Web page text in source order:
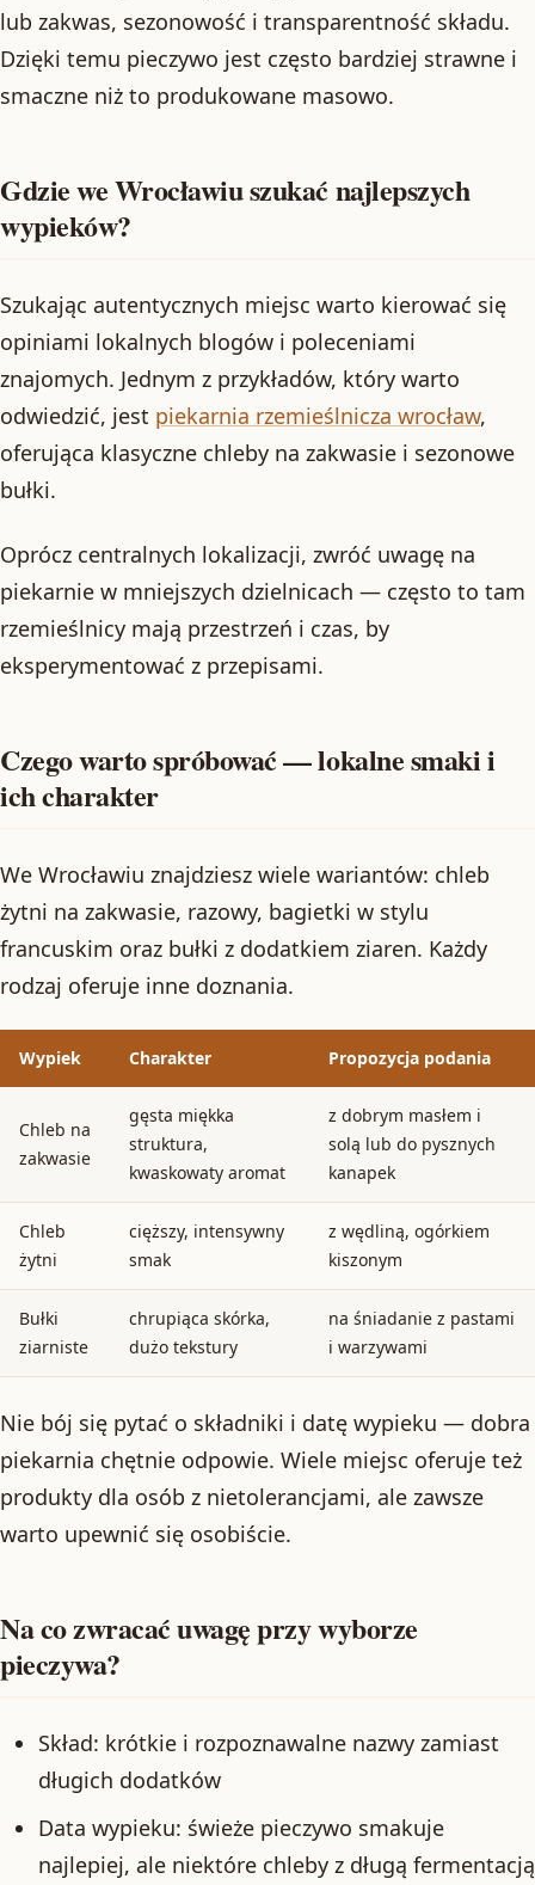
lub zakwas, sezonowość i transparentność składu.
Dzięki temu pieczywo jest często bardziej strawne i
smaczne niż to produkowane masowo.
Gdzie we Wrocławiu szukać najlepszych
wypieków?
Szukając autentycznych miejsc warto kierować się
opiniami lokalnych blogów i poleceniami
znajomych. Jednym z przykładów, który warto
odwiedzić, jest piekarnia rzemieślnicza wrocław,
oferująca klasyczne chleby na zakwasie i sezonowe
bułki.
Oprócz centralnych lokalizacji, zwróć uwagę na
piekarnie w mniejszych dzielnicach — często to tam
rzemieślnicy mają przestrzeń i czas, by
eksperymentować z przepisami.
Czego warto spróbować — lokalne smaki i
ich charakter
We Wrocławiu znajdziesz wiele wariantów: chleb
żytni na zakwasie, razowy, bagietki w stylu
francuskim oraz bułki z dodatkiem ziaren. Każdy
rodzaj oferuje inne doznania.
Wypiek Charakter Propozycja podania
Chleb na
zakwasie
gęsta miękka
struktura,
kwaskowaty aromat
z dobrym masłem i
solą lub do pysznych
kanapek
Chleb
żytni
cięższy, intensywny
smak
z wędliną, ogórkiem
kiszonym
Bułki
ziarniste
chrupiąca skórka,
dużo tekstury
na śniadanie z pastami
i warzywami
Nie bój się pytać o składniki i datę wypieku — dobra
piekarnia chętnie odpowie. Wiele miejsc oferuje też
produkty dla osób z nietolerancjami, ale zawsze
warto upewnić się osobiście.
Na co zwracać uwagę przy wyborze
pieczywa?
Skład: krótkie i rozpoznawalne nazwy zamiast
długich dodatków
Data wypieku: świeże pieczywo smakuje
najlepiej, ale niektóre chleby z długą fermentacją